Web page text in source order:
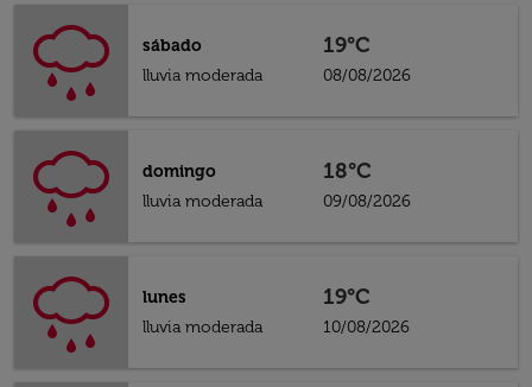
sábado
lluvia moderada
19°C
08/08/2026
domingo
lluvia moderada
18°C
09/08/2026
lunes
lluvia moderada
19°C
10/08/2026